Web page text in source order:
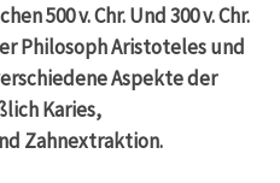
500 v. Chr. Und 300 v. Chr.
Philosoph Aristoteles und
Aspekte der
Karies,
Zahnextraktion.